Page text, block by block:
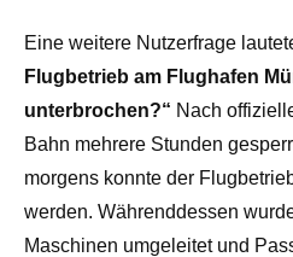
Eine weitere Nutzerfrage
Flugbetrieb am Flughafen
unterbrochen?“ Nach
Bahn mehrere Stunden
morgens konnte der
werden. Währenddessen
Maschinen umgeleitet und